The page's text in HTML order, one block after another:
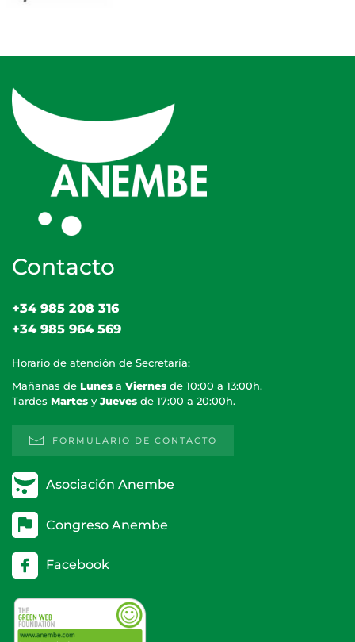
Contacto
+34 985 208 316
+34 985 964 569
Horario de atención de Secretaría:
Mañanas de Lunes a Viernes de 10:00 a 13:00h.
Tardes Martes y Jueves de 17:00 a 20:00h.
FORMULARIO DE CONTACTO
Asociación Anembe
Congreso Anembe
Facebook